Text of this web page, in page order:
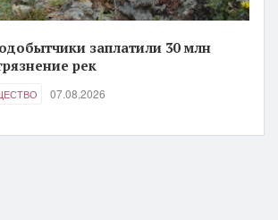
заплатили 30 млн
рек
07.08.2026